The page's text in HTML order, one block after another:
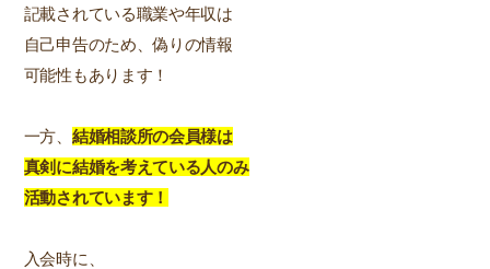
記載されている職業や年収は
自己申告のため、偽りの情報
可能性もあります！
一方、 結婚相談所の会員様は
真剣に結婚を考えている人のみ
活動されています！
入会時に、